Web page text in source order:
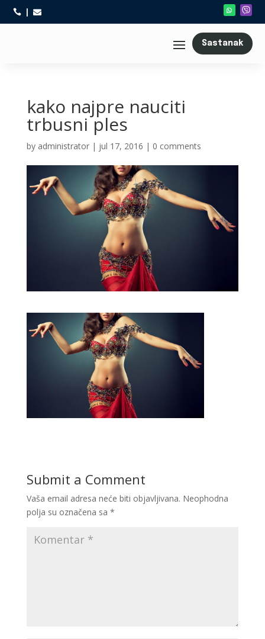
 
Sastanak
kako najpre nauciti
trbusni ples
by administrator| jul 17, 2016 | 0 comments
Submit a Comment
Vaša email adresa neće biti objavljivana. Neophodna
polja su označena sa *